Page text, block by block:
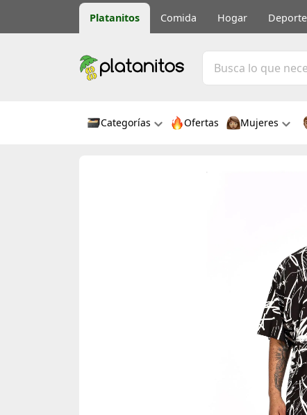
Platanitos Comida Hogar Deporte
Categorías Ofertas Mujeres